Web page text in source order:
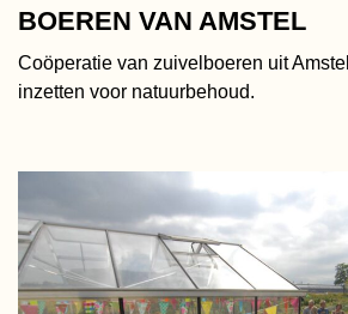
BOEREN VAN AMSTEL
Coöperatie van zuivelboeren uit
inzetten voor natuurbehoud.